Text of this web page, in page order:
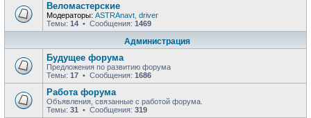
Веломастерские
Модераторы: ASTRAnavt driver
Темы: 14 • Сообщения: 1469
Администрация
Будущее форума
Предложения по развитию форума
Темы: 17 • Сообщения: 1686
Работа форума
Объявления, связанные с работой форума.
Темы: 31 • Сообщения: 319